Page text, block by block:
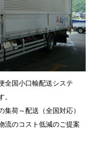
全国小口輸配送システ
荷～配送（全国対応）
流のコスト低減のご提案